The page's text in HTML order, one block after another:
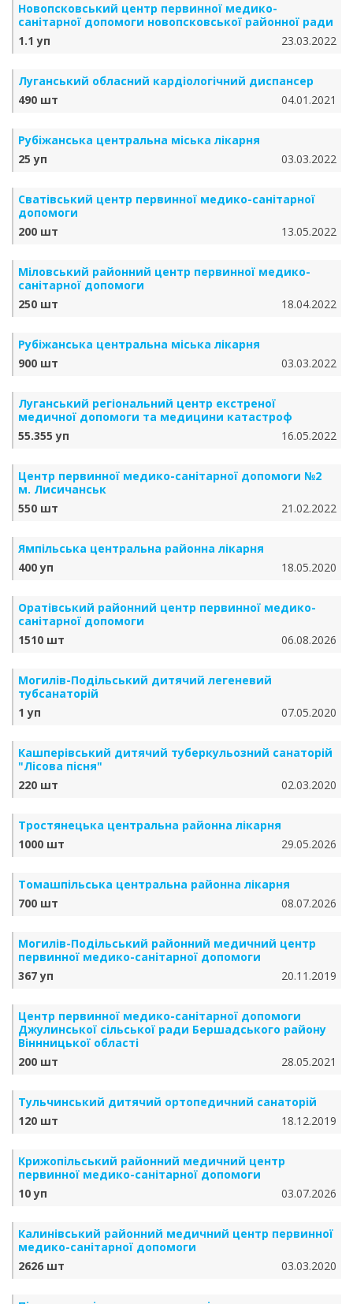
Новопсковський центр первинної медико-
санітарної допомоги новопсковської районної ради
1.1 уп
23.03.2022
Луганський обласний кардіологічний диспансер
490 шт
04.01.2021
Рубіжанська центральна міська лікарня
25 уп
03.03.2022
Сватівський центр первинної медико-санітарної
допомоги
200 шт
13.05.2022
Міловський районний центр первинної медико-
санітарної допомоги
250 шт
18.04.2022
Рубіжанська центральна міська лікарня
900 шт
03.03.2022
Луганський регіональний центр екстреної
медичної допомоги та медицини катастроф
55.355 уп
16.05.2022
Центр первинної медико-санітарної допомоги №2
м. Лисичанськ
550 шт
21.02.2022
Ямпільська центральна районна лікарня
400 уп
18.05.2020
Оратівський районний центр первинної медико-
санітарної допомоги
1510 шт
06.08.2026
Могилів-Подільський дитячий легеневий
тубсанаторій
1 уп
07.05.2020
Кашперівський дитячий туберкульозний санаторій
"Лісова пісня"
220 шт
02.03.2020
Тростянецька центральна районна лікарня
1000 шт
29.05.2026
Томашпільська центральна районна лікарня
700 шт
08.07.2026
Могилів-Подільський районний медичний центр
первинної медико-санітарної допомоги
367 уп
20.11.2019
Центр первинної медико-санітарної допомоги
Джулинської сільської ради Бершадського району
Віннницької області
200 шт
28.05.2021
Тульчинський дитячий ортопедичний санаторій
120 шт
18.12.2019
Крижопільський районний медичний центр
первинної медико-санітарної допомоги
10 уп
03.07.2026
Калинівський районний медичний центр первинної
медико-санітарної допомоги
2626 шт
03.03.2020